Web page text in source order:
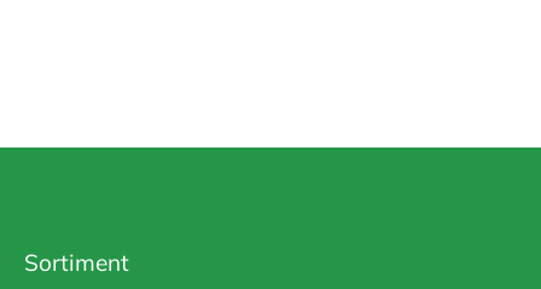
Sortiment